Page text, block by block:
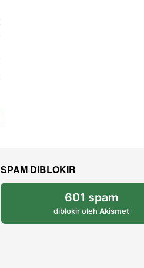
SPAM DIBLOKIR
601 spam
diblokir olehAkismet